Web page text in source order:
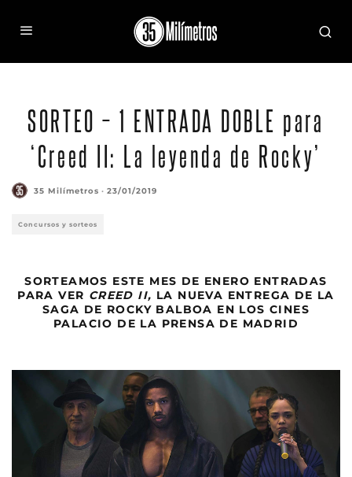
SORTEO – 1 ENTRADA DOBLE para
‘Creed II: La leyenda de Rocky’
35 Milímetros · 23/01/2019
Concursos y sorteos
SORTEAMOS ESTE MES DE ENERO ENTRADAS
PARA VER CREED II, LA NUEVA ENTREGA DE LA
SAGA DE ROCKY BALBOA EN LOS CINES
PALACIO DE LA PRENSA DE MADRID